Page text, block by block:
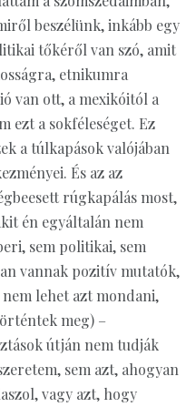
beszélünk, inkább egy
tőkéről van szó, amit
etnikumra
van ott, a mexikóitól a
ezt a sokféleséget. Ez
a túlkapások valójában
És az az
rúgkapálás most,
én egyáltalán nem
sem politikai, sem
vannak pozitív mutatók,
lehet azt mondani,
meg) –
útján nem tudják
sem azt, ahogyan
vagy azt, hogy